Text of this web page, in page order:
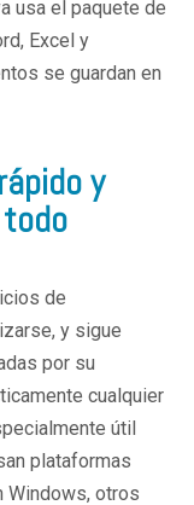
usa el paquete de
Excel y
se guardan en
y
de
y sigue
por su
cualquier
útil
plataformas
Windows, otros